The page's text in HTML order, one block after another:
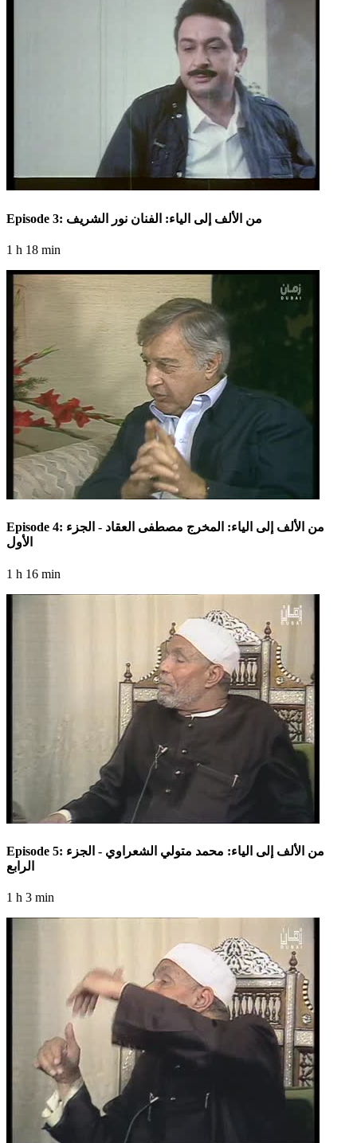
Episode 3: من الألف إلى الياء: الفنان نور الشريف
1 h 18 min
Episode 4: من الألف إلى الياء: المخرج مصطفى العقاد - الجزء
الأول
1 h 16 min
Episode 5: من الألف إلى الياء: محمد متولي الشعراوي - الجزء
الرابع
1 h 3 min